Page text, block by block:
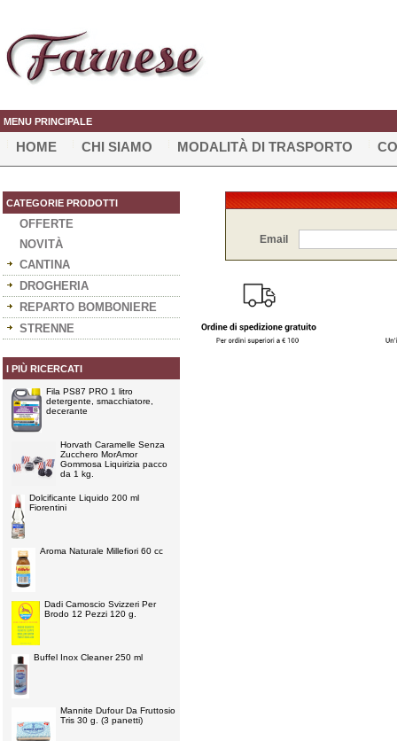
MENU PRINCIPALE
HOME CHI SIAMO MODALITÀ DI TRASPORTO
CATEGORIE PRODOTTI
OFFERTE
NOVITÀ
CANTINA
DROGHERIA
REPARTO BOMBONIERE
STRENNE
I PIÙ RICERCATI
Fila PS87 PRO 1 litro
detergente, smacchiatore,
decerante
Horvath Caramelle Senza
Zucchero MorAmor
Gommosa Liquirizia pacco
da 1 kg.
Dolcificante Liquido 200 ml
Fiorentini
Aroma Naturale Millefiori 60 cc
Dadi Camoscio Svizzeri Per
Brodo 12 Pezzi 120 g.
Buffel Inox Cleaner 250 ml
Mannite Dufour Da Fruttosio
Tris 30 g. (3 panetti)
Email